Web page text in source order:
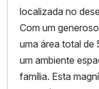
localizada no
Com um
uma área total de
um ambiente
família. Esta